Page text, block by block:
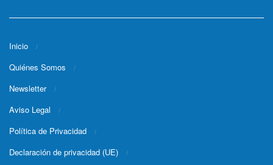
Inicio
Quiénes Somos
Newsletter
Aviso Legal
Política de Privacidad
Declaración de privacidad (UE)